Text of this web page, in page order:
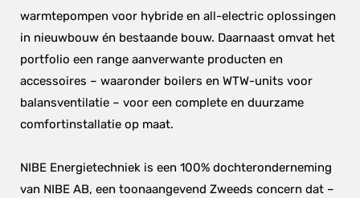
warmtepompen voor hybride en all-electric oplossingen
in nieuwbouw én bestaande bouw. Daarnaast omvat het
portfolio een range aanverwante producten en
accessoires – waaronder boilers en WTW-units voor
balansventilatie – voor een complete en duurzame
comfortinstallatie op maat.
NIBE Energietechniek is een 100% dochteronderneming
van NIBE AB, een toonaangevend Zweeds concern dat –